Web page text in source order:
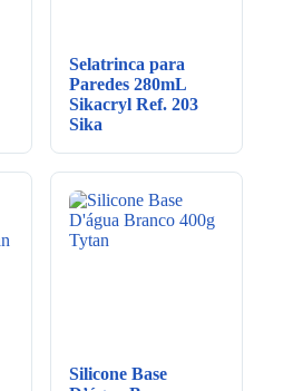
Selatrinca para
Paredes 280mL
Sikacryl Ref. 203
Sika
Silicone Base